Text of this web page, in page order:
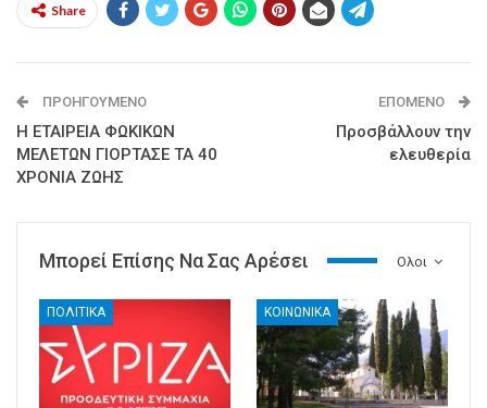
Share
ΠΡΟΗΓΟΎΜΕΝΟ
Η ΕΤΑΙΡΕΙΑ ΦΩΚΙΚΩΝ
ΜΕΛΕΤΩΝ ΓΙΟΡΤΑΣΕ ΤΑ 40
ΧΡΟΝΙΑ ΖΩΗΣ
ΕΠΌΜΕΝΟ
Προσβάλλουν την
ελευθερία
Ολοι
Μπορεί Επίσης Να Σας Αρέσει
ΠΟΛΙΤΙΚΑ ΚΟΙΝΩΝΙΚΑ